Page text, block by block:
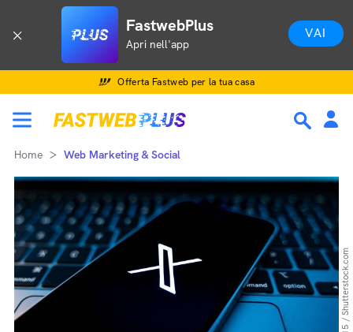
FastwebPlus
Apri nell'app
VAI
Offerta Fastweb per la tua casa
Home Web Marketing & Social
sdx15 / Shutterstock.com